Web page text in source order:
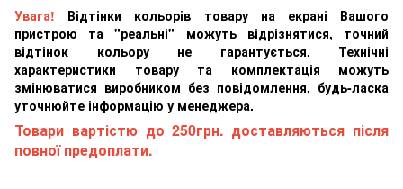
Увага! Відтінки кольорів товару на екрані Вашого
пристрою та "реальні" можуть відрізнятися, точний
відтінок кольору не гарантується. Технічні
характеристики товару та комплектація можуть
змінюватися виробником без повідомлення, будь-ласка
уточнюйте інформацію у менеджера.
Товари вартістю до 250грн. доставляються після
повної предоплати.